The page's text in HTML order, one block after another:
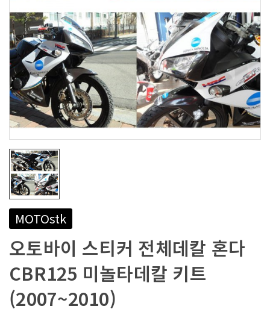
MOTOstk
오토바이 스티커 전체데칼 혼다
CBR125 미놀타데칼 키트
(2007~2010)